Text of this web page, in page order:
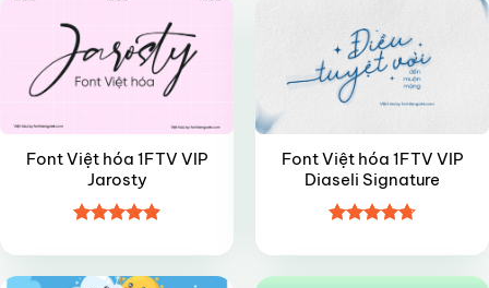
Font Việt hóa 1FTV VIP
Jarosty
hạng4.95
sao
Font Việt hóa 1FTV VIP
Diaseli Signature
hạng4.75
sao